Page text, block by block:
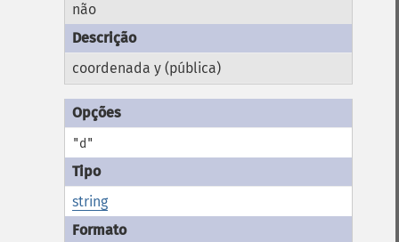
não
coordenada y (pública)
"d"
string